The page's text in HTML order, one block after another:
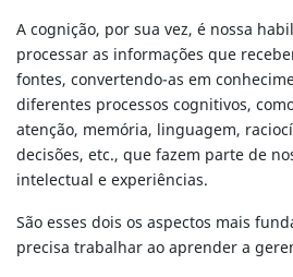
A cognição, por sua vez, é nossa
processar as informações que
fontes, convertendo-as em
diferentes processos cognitivos,
atenção, memória, linguagem,
decisões, etc., que fazem parte de
intelectual e experiências.
São esses dois os aspectos mais
precisa trabalhar ao aprender a